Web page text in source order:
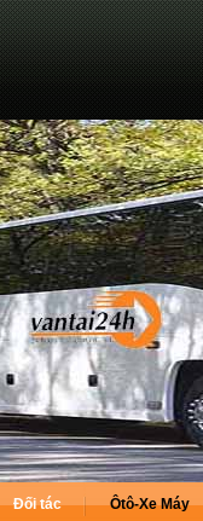
Đối tác Ôtô-Xe Máy